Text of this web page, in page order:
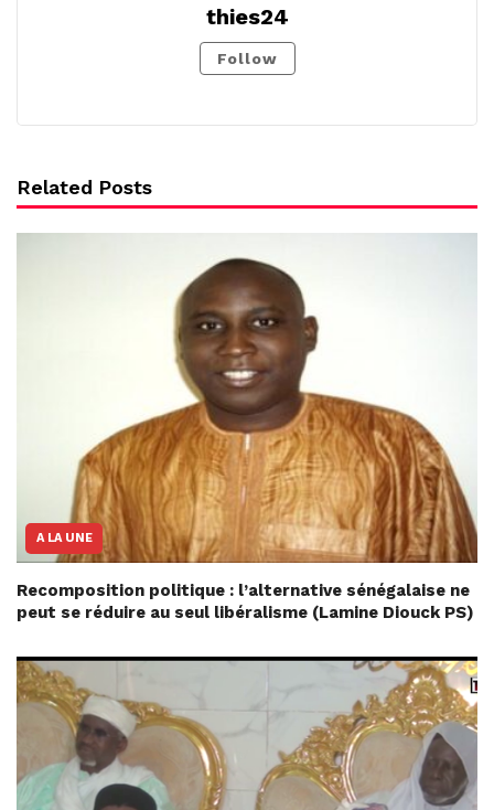
thies24
Follow
Related Posts
A LA UNE
Recomposition politique : l’alternative sénégalaise ne
peut se réduire au seul libéralisme (Lamine Diouck PS)